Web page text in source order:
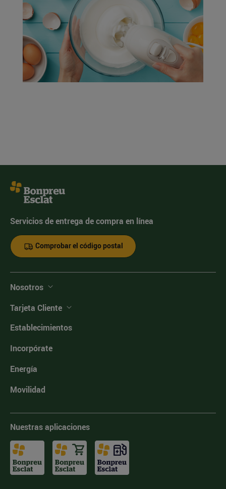
Servicios de entrega de compra en línea
Comprobar el código postal
Nosotros
Tarjeta Cliente
Establecimientos
Incorpórate
Energía
Movilidad
Nuestras aplicaciones